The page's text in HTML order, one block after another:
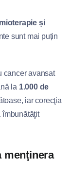
și
sunt mai puțin
cancer avansat
la 1.000 de
iar corecţia
îmbunătăţit
menţinera